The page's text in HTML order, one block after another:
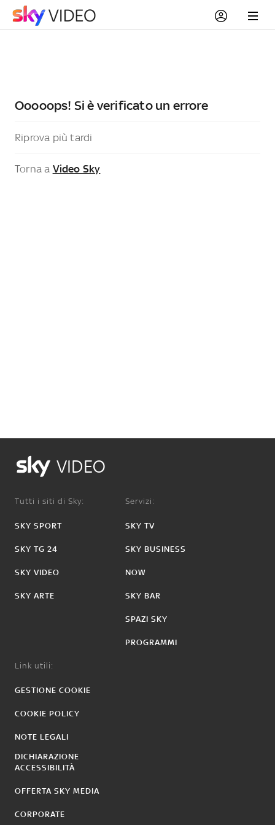
Ooooops! Si è verificato un errore
Riprova più tardi
Torna a Video Sky
VIDEO
Tutti i siti di Sky:
SKY SPORT
SKY TG 24
SKY VIDEO
SKY ARTE
Servizi:
SKY TV
SKY BUSINESS
NOW
SKY BAR
SPAZI SKY
PROGRAMMI
Link utili:
GESTIONE COOKIE
COOKIE POLICY
NOTE LEGALI
DICHIARAZIONE
ACCESSIBILITÀ
OFFERTA SKY MEDIA
CORPORATE